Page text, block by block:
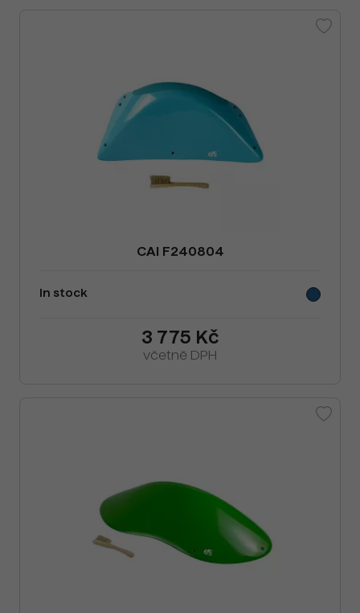
CAI F240804
In stock
3 775 Kč
včetně DPH